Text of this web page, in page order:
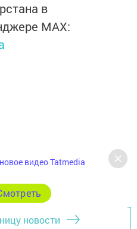
в
MАХ:
новости
видео Tatmedia